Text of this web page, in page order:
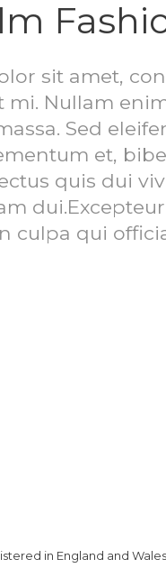
sit amet,
mi. Nullam
Sed
et,
quis dui
culpa qui
in England and